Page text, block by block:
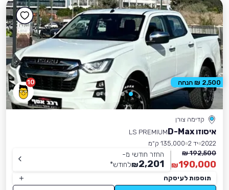
10
קדימה צורן
איסוזו D-Max
LS PREMIUM
2022 יד 2
135,000 ק״מ
192,500 ₪
190,000
₪
החזר חודשי מ-
2,201
₪לחודש*
תוספות לעיסקה
2,500 ₪ הנחה